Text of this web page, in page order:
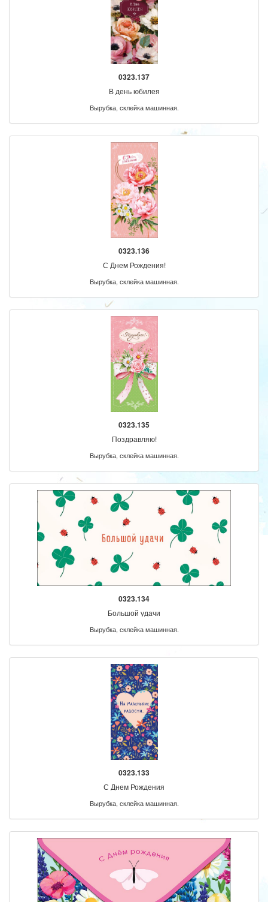
0323.137
В день юбилея
Вырубка, склейка машинная.
0323.136
С Днем Рождения!
Вырубка, склейка машинная.
0323.135
Поздравляю!
Вырубка, склейка машинная.
0323.134
Большой удачи
Вырубка, склейка машинная.
0323.133
С Днем Рождения
Вырубка, склейка машинная.